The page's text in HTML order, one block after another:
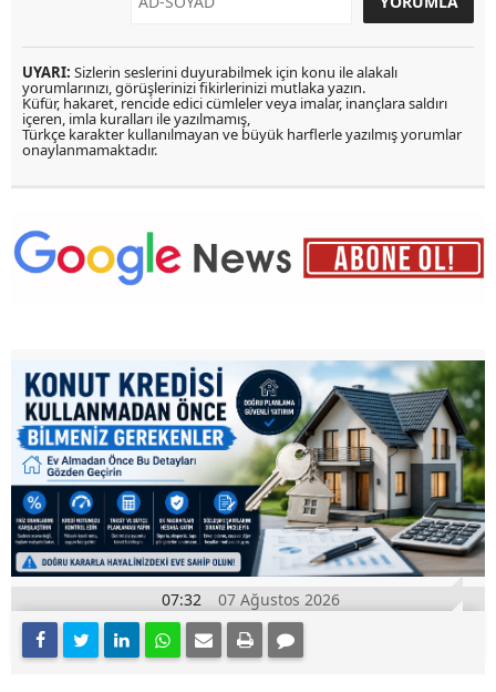
UYARI: Sizlerin seslerini duyurabilmek için konu ile alakalı
yorumlarınızı, görüşlerinizi fikirlerinizi mutlaka yazın.
Küfür, hakaret, rencide edici cümleler veya imalar, inançlara saldırı
içeren, imla kuralları ile yazılmamış,
Türkçe karakter kullanılmayan ve büyük harflerle yazılmış yorumlar
onaylanmamaktadır.
07:32 07 Ağustos 2026